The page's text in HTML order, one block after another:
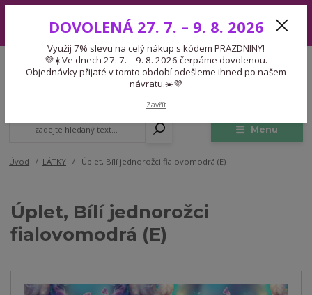
7. – 9. 8. 2026 čerpáme dovolenou. Objednávky přijaté v tomto období
odešleme ihned po našem návratu.☀️💜
Menu
CZK
Expedice 775 866 913
Po-Čt 9-15:30 Pá 9-14:30 Pauza 13-13:45
Úvod LÁTKY Úplet, Bílí jednorožci fialovomodrá (E)
Úplet, Bílí jednorožci
fialovomodrá (E)
DOVOLENÁ 27. 7. – 9. 8. 2026
Využij 7% slevu na celý nákup s kódem PRAZDNINY!
💜☀️Ve dnech 27. 7. – 9. 8. 2026 čerpáme dovolenou.
Objednávky přijaté v tomto období odešleme ihned po našem
návratu.☀️💜
Zavřít